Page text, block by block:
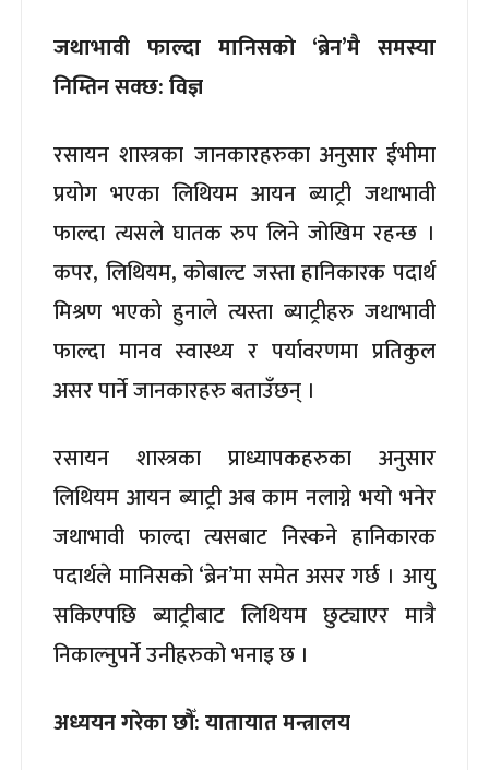
जथाभावी फाल्दा मानिसको ‘ब्रेन’मै समस्या
निम्तिन सक्छ: विज्ञ
रसायन शास्त्रका जानकारहरुका अनुसार ईभीमा
प्रयोग भएका लिथियम आयन ब्याट्री जथाभावी
फाल्दा त्यसले घातक रुप लिने जोखिम रहन्छ ।
कपर, लिथियम, कोबाल्ट जस्ता हानिकारक पदार्थ
मिश्रण भएको हुनाले त्यस्ता ब्याट्रीहरु जथाभावी
फाल्दा मानव स्वास्थ्य र पर्यावरणमा प्रतिकुल
असर पार्ने जानकारहरु बताउँछन् ।
रसायन शास्त्रका प्राध्यापकहरुका अनुसार
लिथियम आयन ब्याट्री अब काम नलाग्ने भयो भनेर
जथाभावी फाल्दा त्यसबाट निस्कने हानिकारक
पदार्थले मानिसको ‘ब्रेन’मा समेत असर गर्छ । आयु
सकिएपछि ब्याट्रीबाट लिथियम छुट्याएर मात्रै
निकाल्नुपर्ने उनीहरुको भनाइ छ ।
अध्ययन गरेका छौँ: यातायात मन्त्रालय